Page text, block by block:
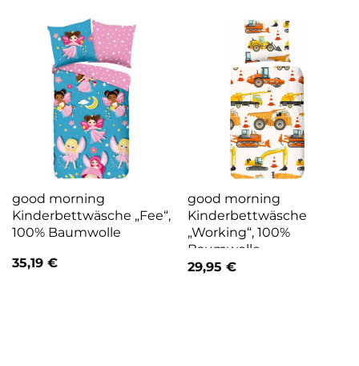
good morning
Kinderbettwäsche „Fee“,
100% Baumwolle
35,19 €
good morning
Kinderbettwäsche
„Working“, 100%
Baumwolle
29,95 €